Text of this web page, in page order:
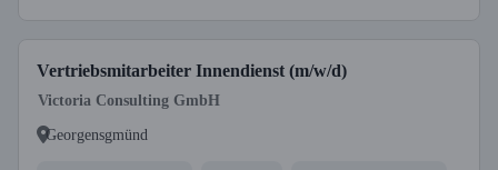
Vertriebsmitarbeiter Innendienst (m/w/d)
Victoria Consulting GmbH
Georgensgmünd